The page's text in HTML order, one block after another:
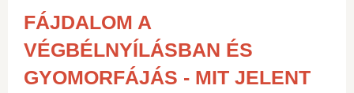
FÁJDALOM A
VÉGBÉLNYÍLÁSBAN ÉS
GYOMORFÁJÁS - MIT JELENT